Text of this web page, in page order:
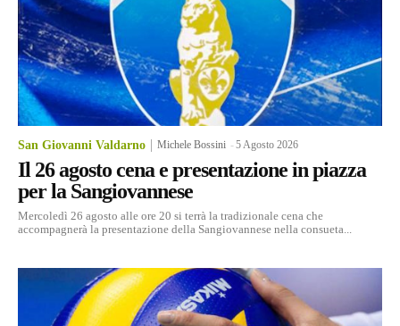
San Giovanni Valdarno Michele Bossini -5 Agosto 2026
Il 26 agosto cena e presentazione in piazza
per la Sangiovannese
Mercoledì 26 agosto alle ore 20 si terrà la tradizionale cena che
accompagnerà la presentazione della Sangiovannese nella consueta...